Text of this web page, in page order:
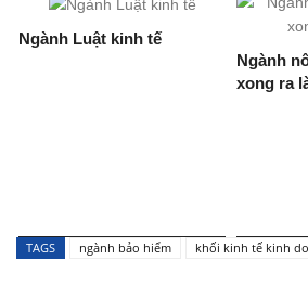
Ngành Luật kinh tế
Ngành
xong ra
TAGS ngành bảo hiểm khối kinh tế kinh